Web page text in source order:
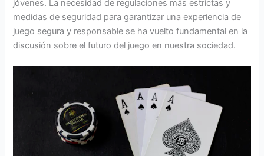
jóvenes. La necesidad de regulaciones más estrictas y
medidas de seguridad para garantizar una experiencia de
juego segura y responsable se ha vuelto fundamental en la
discusión sobre el futuro del juego en nuestra sociedad.